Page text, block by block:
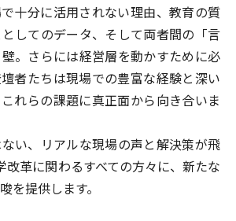
十分に活用されない理由、教育の質
してのデータ、そして両者間の「言
。さらには経営層を動かすために必
者たちは現場での豊富な経験と深い
れらの課題に真正面から向き合いま
い、リアルな現場の声と解決策が飛
改革に関わるすべての方々に、新たな
を提供します。